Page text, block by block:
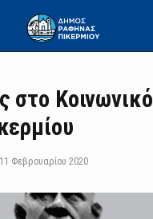
στο Κοινωνικό
11 Φεβρουαρίου 2020